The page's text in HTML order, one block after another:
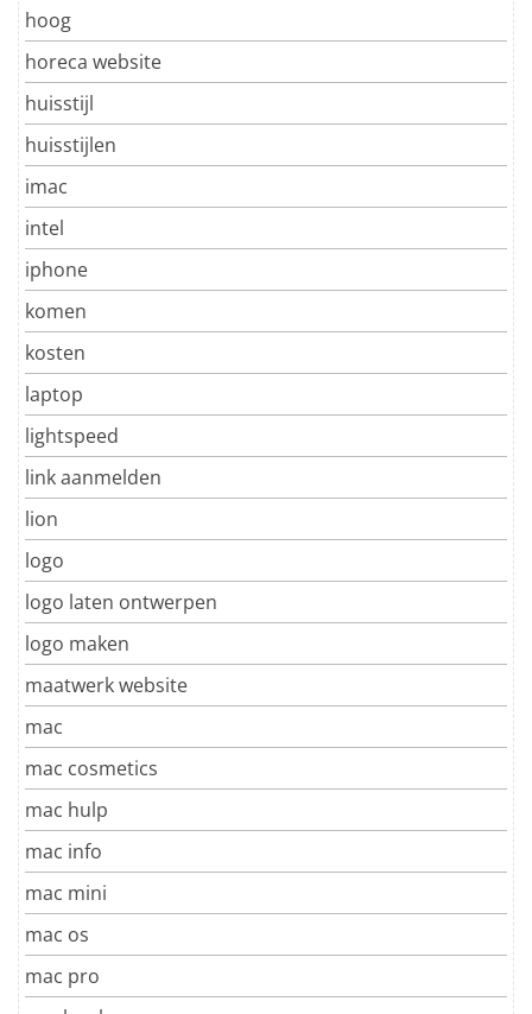
hoog
horeca website
huisstijl
huisstijlen
imac
intel
iphone
komen
kosten
laptop
lightspeed
link aanmelden
lion
logo
logo laten ontwerpen
logo maken
maatwerk website
mac
mac cosmetics
mac hulp
mac info
mac mini
mac os
mac pro